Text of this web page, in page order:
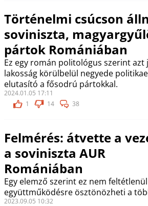
Történelmi csúcson
soviniszta,
pártok Romániában
Ez egy román politológus szerint azt
lakosság körülbelül negyede
elutasító a fősodrú pártokkal.
2024.01.05 17:11
1
14 38
Felmérés: átvette a
a soviniszta AUR
Romániában
Egy elemző szerint ez nem
együttműködésre ösztönözheti a
2023.09.05 10:32